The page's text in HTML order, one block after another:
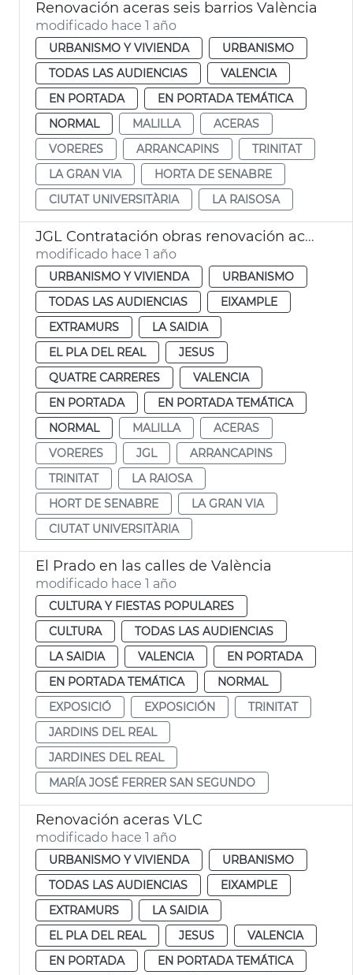
Renovación aceras seis barrios València
modificado hace 1 año
URBANISMO Y VIVIENDA
URBANISMO
TODAS LAS AUDIENCIAS
VALENCIA
EN PORTADA
EN PORTADA TEMÁTICA
NORMAL
MALILLA
ACERAS
VORERES
ARRANCAPINS
TRINITAT
LA GRAN VIA
HORTA DE SENABRE
CIUTAT UNIVERSITÀRIA
LA RAISOSA
JGL Contratación obras renovación aceras València
modificado hace 1 año
URBANISMO Y VIVIENDA
URBANISMO
TODAS LAS AUDIENCIAS
EIXAMPLE
EXTRAMURS
LA SAIDIA
EL PLA DEL REAL
JESUS
QUATRE CARRERES
VALENCIA
EN PORTADA
EN PORTADA TEMÁTICA
NORMAL
MALILLA
ACERAS
VORERES
JGL
ARRANCAPINS
TRINITAT
LA RAIOSA
HORT DE SENABRE
LA GRAN VIA
CIUTAT UNIVERSITÀRIA
El Prado en las calles de València
modificado hace 1 año
CULTURA Y FIESTAS POPULARES
CULTURA
TODAS LAS AUDIENCIAS
LA SAIDIA
VALENCIA
EN PORTADA
EN PORTADA TEMÁTICA
NORMAL
EXPOSICIÓ
EXPOSICIÓN
TRINITAT
JARDINS DEL REAL
JARDINES DEL REAL
MARÍA JOSÉ FERRER SAN SEGUNDO
Renovación aceras VLC
modificado hace 1 año
URBANISMO Y VIVIENDA
URBANISMO
TODAS LAS AUDIENCIAS
EIXAMPLE
EXTRAMURS
LA SAIDIA
EL PLA DEL REAL
JESUS
VALENCIA
EN PORTADA
EN PORTADA TEMÁTICA